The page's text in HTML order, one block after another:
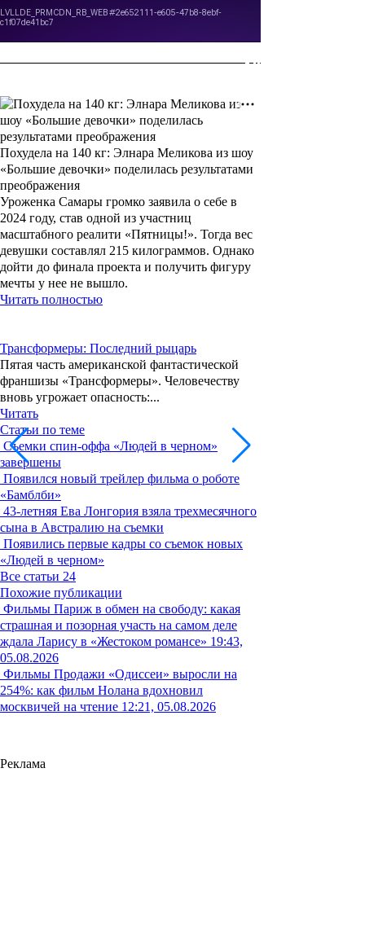
Похудела на 140 кг: Элнара Меликова из шоу
«Большие девочки» поделилась результатами
преображения
Уроженка Самары громко заявила о себе в
2024 году, став одной из участниц
масштабного реалити «Пятницы!». Тогда вес
девушки составлял 215 килограммов. Однако
дойти до финала проекта и получить фигуру
мечты у нее не вышло.
Читать полностью
Трансформеры: Последний рыцарь
Пятая часть американской фантастической
франшизы «Трансформеры». Человечеству
вновь угрожает опасность:...
Читать
Статьи по теме
Съемки спин-оффа «Людей в черном»
завершены
Появился новый трейлер фильма о роботе
«Бамблби»
43-летняя Ева Лонгория взяла трехмесячного
сына в Австралию на съемки
Появились первые кадры со съемок новых
«Людей в черном»
Все статьи 24
Похожие публикации
Фильмы Париж в обмен на свободу: какая
страшная и позорная участь на самом деле
ждала Ларису в «Жестоком романсе» 19:43,
05.08.2026
Фильмы Продажи «Одиссеи» выросли на
254%: как фильм Нолана вдохновил
москвичей на чтение 12:21, 05.08.2026
Реклама